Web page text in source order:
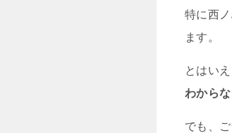
特に西
ます。
とはいえ
わから
でも、